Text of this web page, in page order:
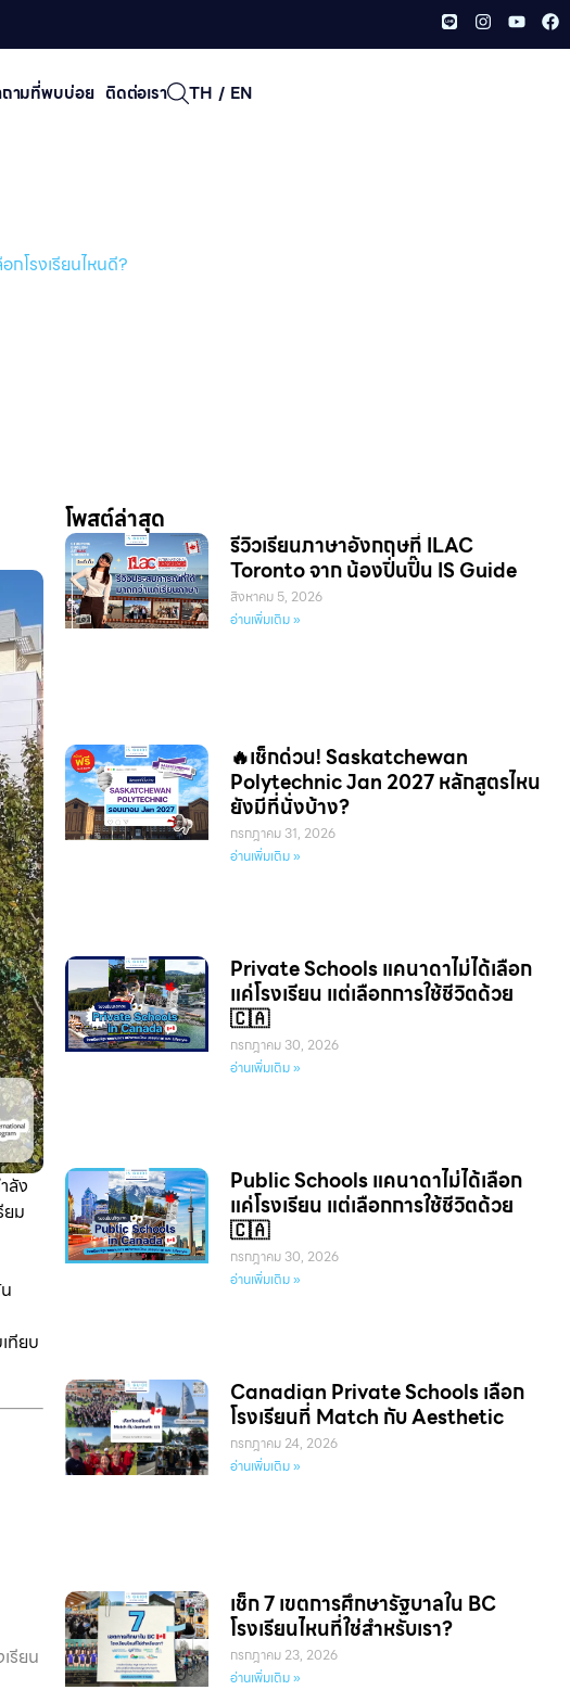
ถามที่พบบ่อย ติดต่อเรา TH / EN
กโรงเรียนไหนดี?
ลัง
ยม
ทียบ
รียน
โพสต์ล่าสุด
รีวิวเรียนภาษาอังกฤษที่ ILAC
Toronto จาก น้องปิ่นปิ๊น IS Guide
สิงหาคม 5, 2026
อ่านเพิ่มเติม »
🔥เช็กด่วน! Saskatchewan
Polytechnic Jan 2027 หลักสูตรไหน
ยังมีที่นั่งบ้าง?
กรกฎาคม 31, 2026
อ่านเพิ่มเติม »
Private Schools แคนาดาไม่ได้เลือก
แค่โรงเรียน แต่เลือกการใช้ชีวิตด้วย
🇨🇦
กรกฎาคม 30, 2026
อ่านเพิ่มเติม »
Public Schools แคนาดาไม่ได้เลือก
แค่โรงเรียน แต่เลือกการใช้ชีวิตด้วย
🇨🇦
กรกฎาคม 30, 2026
อ่านเพิ่มเติม »
Canadian Private Schools เลือก
โรงเรียนที่ Match กับ Aesthetic
กรกฎาคม 24, 2026
อ่านเพิ่มเติม »
เช็ก 7 เขตการศึกษารัฐบาลใน BC
โรงเรียนไหนที่ใช่สำหรับเรา?
กรกฎาคม 23, 2026
อ่านเพิ่มเติม »